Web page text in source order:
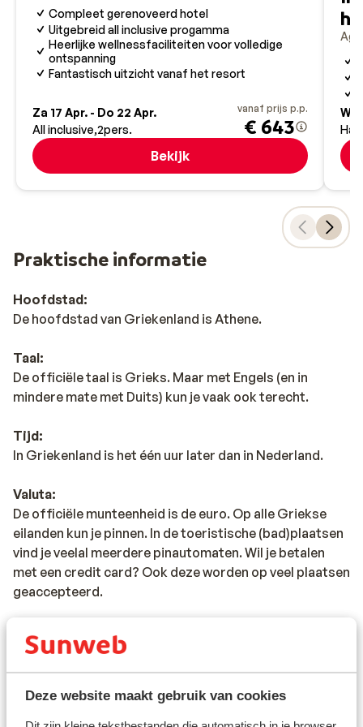
Deze website maakt gebruik van cookies
Compleet gerenoveerd hotel
Uitgebreid all inclusive progamma
Heerlijke wellnessfaciliteiten voor volledige
ontspanning
Fantastisch uitzicht vanaf het resort
Za 17 Apr. - Do 22 Apr.
All inclusive 2pers.
vanaf prijs p.p.
€ 643
Bekijk
Wo
Praktische informatie
Hoofdstad:
De hoofdstad van Griekenland is Athene.
Taal:
De officiële taal is Grieks. Maar met Engels (en in
mindere mate met Duits) kun je vaak ook terecht.
Tijd:
In Griekenland is het één uur later dan in Nederland.
Valuta:
De officiële munteenheid is de euro. Op alle Griekse
eilanden kun je pinnen. In de toeristische (bad)plaatsen
vind je veelal meerdere pinautomaten. Wil je betalen
met een credit card? Ook deze worden op veel plaatsen
geaccepteerd.
Het voltage is net als in Nederland 220 volt. Je hebt
geen verloopstekker nodig.